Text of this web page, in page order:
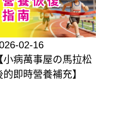
02-16
小病萬事屋の馬拉松
的即時營養補充】